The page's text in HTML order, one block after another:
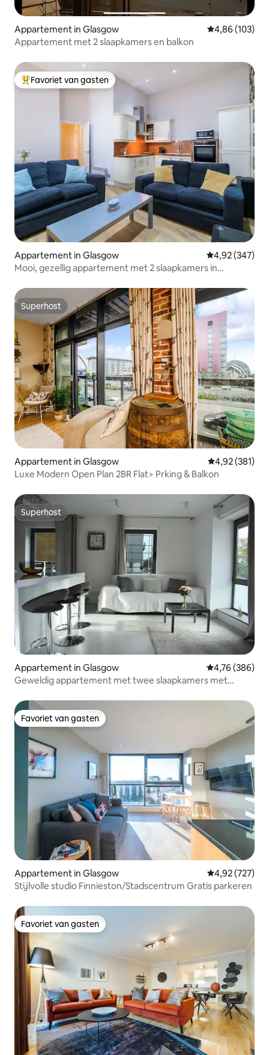
Appartement in Glasgow Gemiddelde
4,86 (103)
Appartement met 2 slaapkamers en balkon
Topfavoriet van gasten
Favoriet van gasten
Appartement in Glasgow Gemiddelde
4,92 (347)
Mooi, gezellig appartement met 2 slaapkamers in
Superhost
Superhost
Appartement in Glasgow Gemiddelde
4,92 (381)
Luxe Modern Open Plan 2BR Flat> Prking & Balkon
Superhost
Superhost
Appartement in Glasgow Gemiddelde
4,76 (386)
Geweldig appartement met twee slaapkamers met
Favoriet van gasten
Favoriet van gasten
Appartement in Glasgow Gemiddelde
4,92 (727)
Stijlvolle studio Finnieston/Stadscentrum Gratis parkeren
Favoriet van gasten
Favoriet van gasten